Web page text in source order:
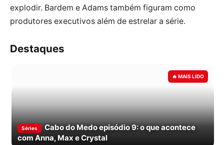
explodir. Bardem e Adams também figuram como
produtores executivos além de estrelar a série.
Destaques
Séries
Cabo do Medo episódio 9: o que acontece
com Anna, Max e Crystal